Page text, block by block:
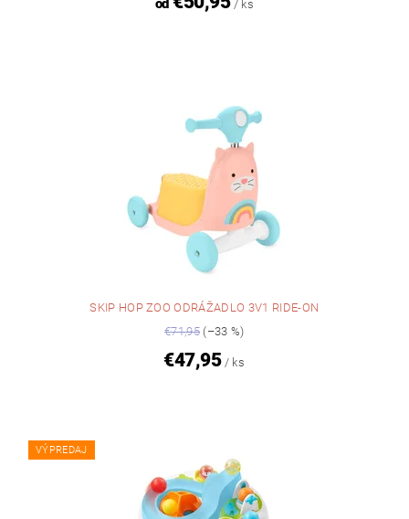
/ ks
SKIP HOP ZOO ODRÁŽADLO 3V1 RIDE-ON
€71,95(–33 %)
€47,95 / ks
VÝPREDAJ